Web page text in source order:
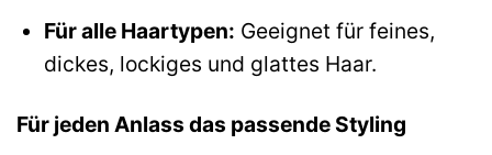
Für alle Haartypen: Geeignet für feines,
dickes, lockiges und glattes Haar.
Für jeden Anlass das passende Styling